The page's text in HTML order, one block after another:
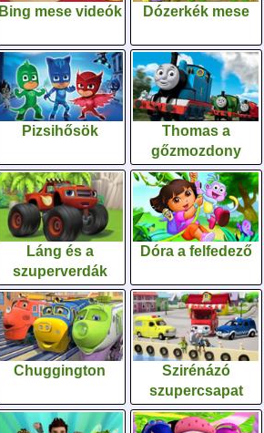
Bing mese videók Dózerkék mese
Pizsihősök
Thomas a
gőzmozdony
Láng és a
szuperverdák
Dóra a felfedező
Chuggington
Szirénázó
szupercsapat